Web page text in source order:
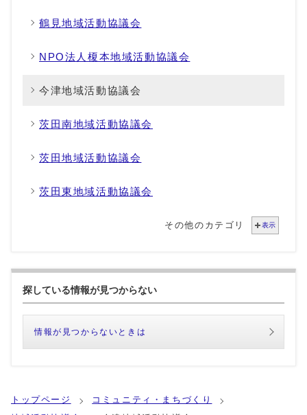
鶴見地域活動協議会
NPO法人榎本地域活動協議会
今津地域活動協議会
茨田南地域活動協議会
茨田地域活動協議会
茨田東地域活動協議会
その他のカテゴリ 表示
探している情報が見つからない
情報が見つからないときは
トップページ
コミュニティ・まちづくり